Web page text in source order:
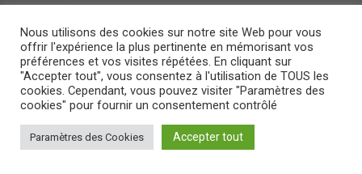
Nous utilisons des cookies sur notre site Web pour vous
offrir l'expérience la plus pertinente en mémorisant vos
préférences et vos visites répétées. En cliquant sur
"Accepter tout", vous consentez à l'utilisation de TOUS les
cookies. Cependant, vous pouvez visiter "Paramètres des
cookies" pour fournir un consentement contrôlé
Paramètres des Cookies Accepter tout